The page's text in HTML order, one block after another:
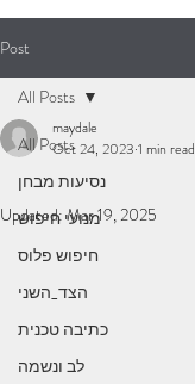
Post
All Posts
נסיעות מבחן
מנועי חיפוש
חיפוש פלוס
הצד_השני
כתיבה טכנית
לב ונשמה
All Posts
maydale
Oct 24, 2023 1 min read
Updated:Mar 19, 2025